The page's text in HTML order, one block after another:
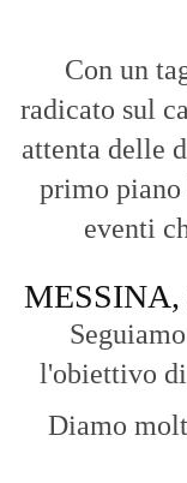
Con un
radicato sul
attenta delle
primo
eventi
l'obiettivo di
Diamo